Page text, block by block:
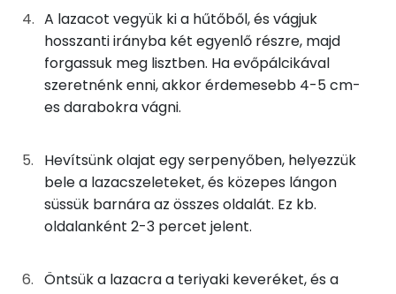
5gcukor
19 kcal
0g só
0 kcal
0gfinomliszt 0 kcal
Összesen 286 kcal
Magnézium
Kálcium
Kolin:
Niacin - B3 vitamin:
B6 vitamin:
D vitamin:
A lazacot vegyük ki a hűtőből, és vágjuk
hosszanti irányba két egyenlő részre, majd
forgassuk meg lisztben. Ha evőpálcikával
szeretnénk enni, akkor érdemesebb 4-5 cm-
es darabokra vágni.
Hevítsünk olajat egy serpenyőben, helyezzük
bele a lazacszeleteket, és közepes lángon
süssük barnára az összes oldalát. Ez kb.
oldalanként 2-3 percet jelent.
Öntsük a lazacra a teriyaki keveréket, és a